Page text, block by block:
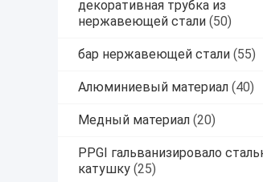
декоративная трубка из
нержавеющей стали (50)
бар нержавеющей стали (55)
Алюминиевый материал (40)
Медный материал (20)
PPGI гальванизировало
катушку (25)